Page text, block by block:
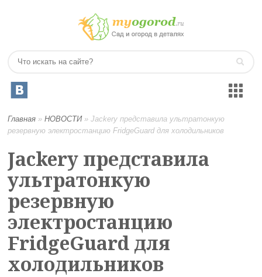
Главная »НОВОСТИ»Jackery представила ультратонкую
резервную электростанцию FridgeGuard для холодильников
Jackery представила
ультратонкую
резервную
электростанцию
FridgeGuard для
холодильников